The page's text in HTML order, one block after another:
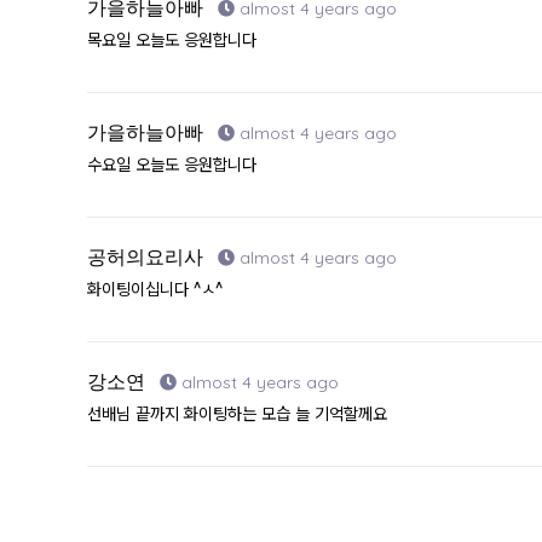
가을하늘아빠 almost 4 years ago
목요일 오늘도 응원합니다
가을하늘아빠 almost 4 years ago
수요일 오늘도 응원합니다
공허의요리사 almost 4 years ago
화이팅이십니다 ^ㅅ^
강소연 almost 4 years ago
선배님 끝까지 화이팅하는 모습 늘 기억할께요